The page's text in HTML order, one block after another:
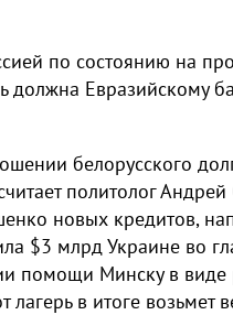
по состоянию на
Евразийскому
белорусского
политолог
новых кредитов,
$3 млрд Украине во
помощи Минску в виде
лагерь в итоге